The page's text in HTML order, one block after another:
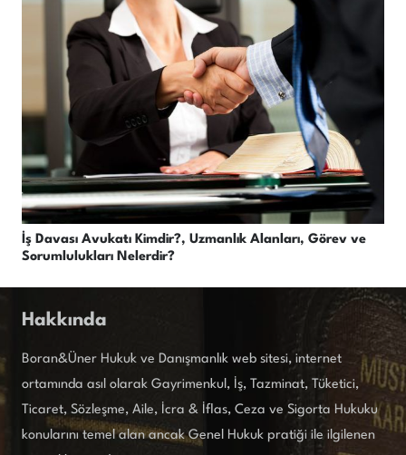
İş Davası Avukatı Kimdir?, Uzmanlık Alanları, Görev ve
Sorumlulukları Nelerdir?
Hakkında
Boran&Üner Hukuk ve Danışmanlık web sitesi, internet
ortamında asıl olarak Gayrimenkul, İş, Tazminat, Tüketici,
Ticaret, Sözleşme, Aile, İcra & İflas, Ceza ve Sigorta Hukuku
konularını temel alan ancak Genel Hukuk pratiği ile ilgilenen